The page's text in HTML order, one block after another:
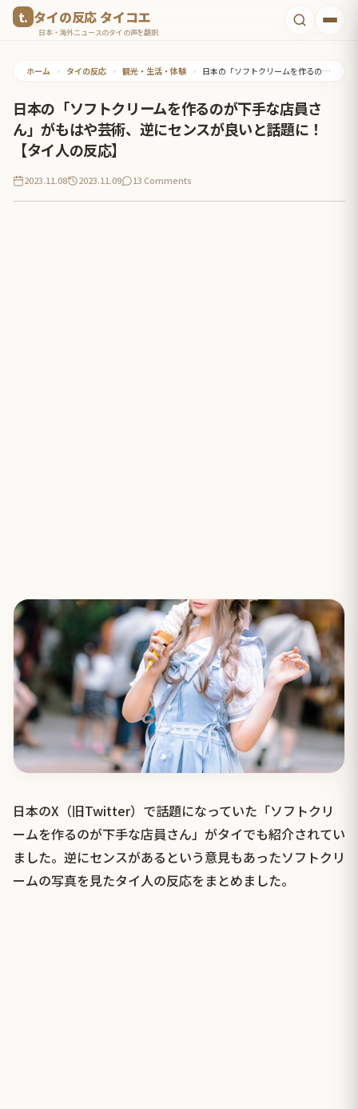
タイの反応 タイコエ
日本・海外ニュースのタイの声を翻訳
ホーム • タイの反応 • 観光・生活・体験 • 日本の「ソフトクリームを作るのが下手な店員さん」がもはや芸術、逆にセンスが良いと話題に！【タイ人の反応】
日本の「ソフトクリームを作るのが下手な店員さ
ん」がもはや芸術、逆にセンスが良いと話題に！
【タイ人の反応】
2023.11.08 2023.11.09 13 Comments
日本のX（旧Twitter）で話題になっていた「ソフトクリ
ームを作るのが下手な店員さん」がタイでも紹介されてい
ました。逆にセンスがあるという意見もあったソフトクリ
ームの写真を見たタイ人の反応をまとめました。